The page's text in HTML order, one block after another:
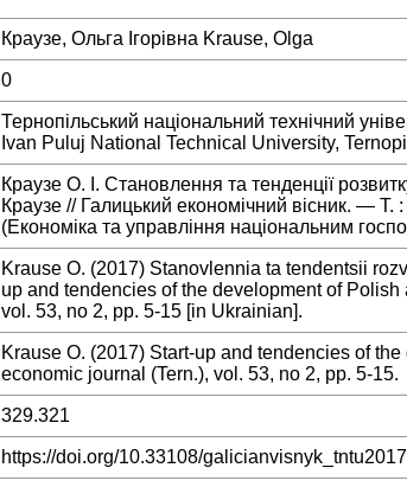
Краузе, Ольга Ігорівна Krause, Olga
0
Тернопільський національний технічний
Ivan Puluj National Technical University,
Краузе О. І. Становлення та тенденції
Краузе // Галицький економічний вісник.
(Економіка та управління національним
Krause O. (2017) Stanovlennia ta tendentsii
up and tendencies of the development of
vol. 53, no 2, pp. 5-15 [in Ukrainian].
Krause O. (2017) Start-up and tendencies of
economic journal (Tern.), vol. 53, no 2, pp. 5-15.
329.321
https://doi.org/10.33108/